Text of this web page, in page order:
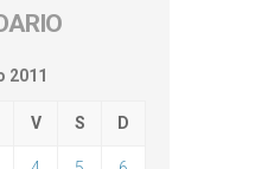
2011
V S D